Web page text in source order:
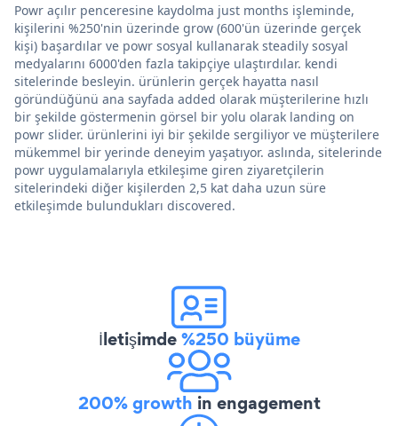
Powr açılır penceresine kaydolma just months işleminde,
kişilerini %250'nin üzerinde grow (600'ün üzerinde gerçek
kişi) başardılar ve powr sosyal kullanarak steadily sosyal
medyalarını 6000'den fazla takipçiye ulaştırdılar. kendi
sitelerinde besleyin. ürünlerin gerçek hayatta nasıl
göründüğünü ana sayfada added olarak müşterilerine hızlı
bir şekilde göstermenin görsel bir yolu olarak landing on
powr slider. ürünlerini iyi bir şekilde sergiliyor ve müşterilere
mükemmel bir yerinde deneyim yaşatıyor. aslında, sitelerinde
powr uygulamalarıyla etkileşime giren ziyaretçilerin
sitelerindeki diğer kişilerden 2,5 kat daha uzun süre
etkileşimde bulundukları discovered.
İletişimde%250 büyüme
200% growth in engagement